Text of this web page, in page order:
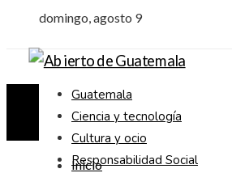
domingo, agosto 9
Guatemala
Ciencia y tecnología
Cultura y ocio
Responsabilidad Social
Inicio